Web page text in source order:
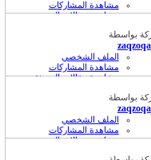
مشاهدة المشاركات
مشاهدة مقالات المدونة
بواسطة
zaqzoqa
الملف الشخصي
مشاهدة المشاركات
مشاهدة مقالات المدونة
بواسطة
zaqzoqa
الملف الشخصي
مشاهدة المشاركات
مشاهدة مقالات المدونة